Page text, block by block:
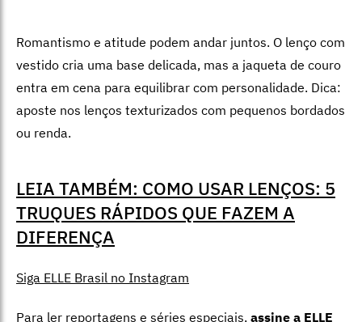
Romantismo e atitude podem andar juntos. O lenço com
vestido cria uma base delicada, mas a jaqueta de couro
entra em cena para equilibrar com personalidade. Dica:
aposte nos lenços texturizados com pequenos bordados
ou renda.
LEIA TAMBÉM: COMO USAR LENÇOS: 5
TRUQUES RÁPIDOS QUE FAZEM A
DIFERENÇA
Siga ELLE Brasil no Instagram
Para ler reportagens e séries especiais, assine a ELLE